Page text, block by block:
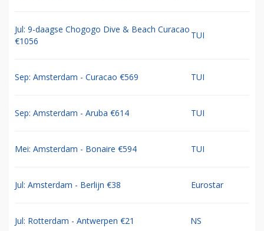
Jul: 9-daagse Chogogo Dive & Beach Curacao
€1056
TUI
Sep: Amsterdam - Curacao €569 TUI
Sep: Amsterdam - Aruba €614 TUI
Mei: Amsterdam - Bonaire €594 TUI
Jul: Amsterdam - Berlijn €38 Eurostar
Jul: Rotterdam - Antwerpen €21 NS